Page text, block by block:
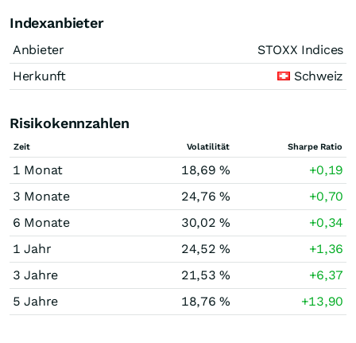
Indexanbieter
Anbieter
STOXX Indices
Herkunft
Schweiz
Risikokennzahlen
Zeit Volatilität Sharpe Ratio
1 Monat 18,69 %
+0,19
3 Monate
24,76 %
+0,70
6 Monate
30,02 %
+0,34
1 Jahr
24,52 %
+1,36
3 Jahre
21,53 %
+6,37
5 Jahre
18,76 % +13,90